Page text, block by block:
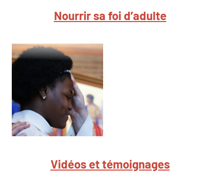
Nourrir sa foi d’adulte
Vidéos et témoignages